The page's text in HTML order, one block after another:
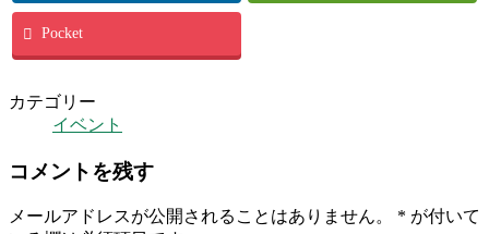
Pocket
カテゴリー
イベント
コメントを残す
メールアドレスが公開されることはありません。 * が付いて